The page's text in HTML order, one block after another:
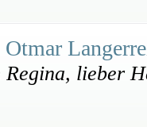
Otmar
Regina, lieber